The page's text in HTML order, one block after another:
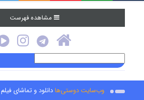
مشاهده فهرست
وب‌سایت دوستی‌هادانلود و تماشای فیلم